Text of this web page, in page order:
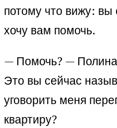
потому что вижу: вы
хочу вам помочь.
— Помочь? —
Это вы сейчас
уговорить меня
квартиру?